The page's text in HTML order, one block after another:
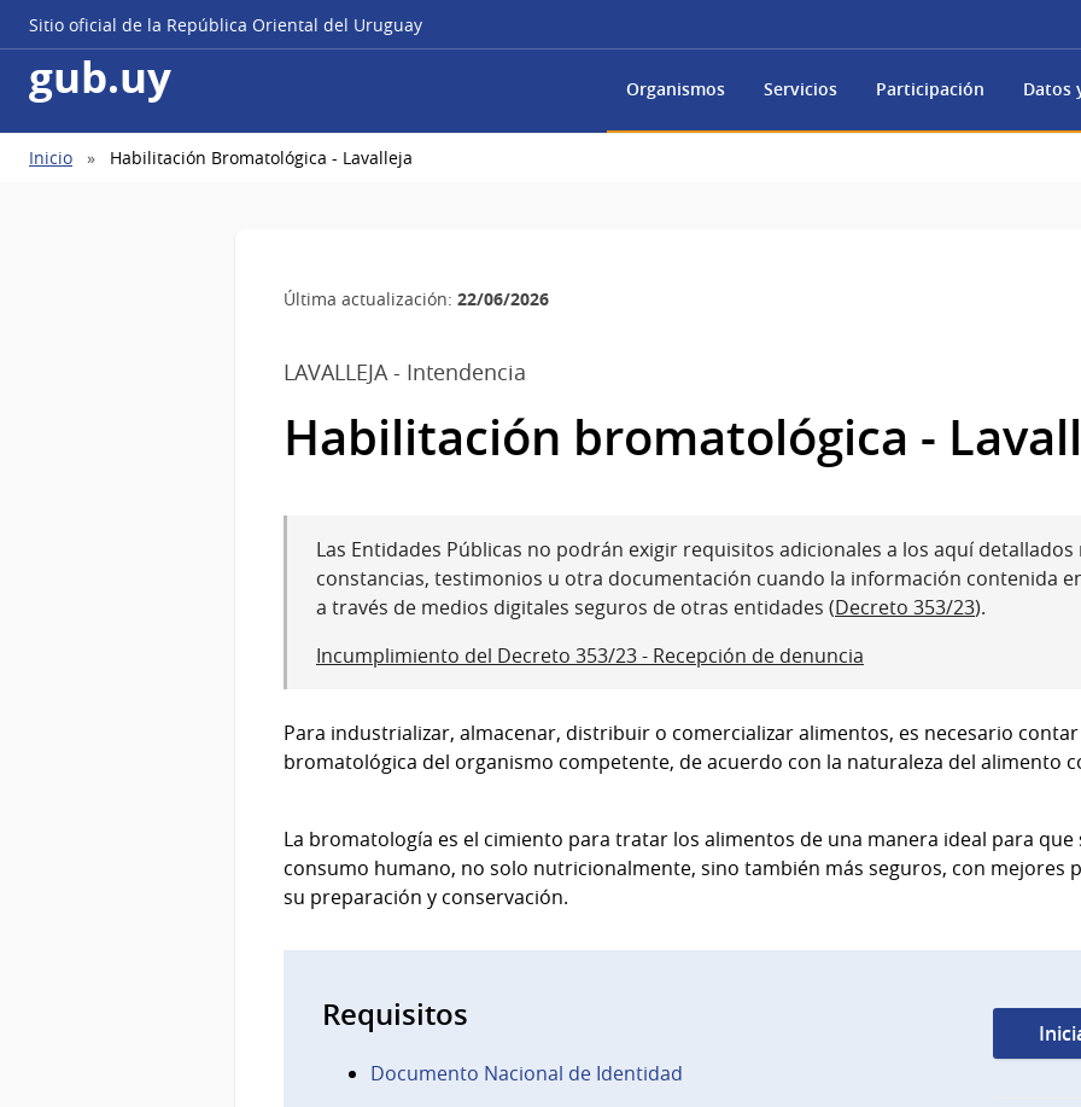
Sitio oficial de la República Oriental del Uruguay
gub.uy Organismos Servicios Participación Datos
Ruta
Inicio Habilitación Bromatológica - Lavalleja
Última actualización: 22/06/2026
LAVALLEJA - Intendencia
Habilitación bromatológica -
Las Entidades Públicas no podrán exigir requisitos adicionales a los aquí
constancias, testimonios u otra documentación cuando la información contenida
a través de medios digitales seguros de otras entidades (Decreto 353/23).
Incumplimiento del Decreto 353/23 - Recepción de denuncia
Para industrializar, almacenar, distribuir o comercializar alimentos, es necesario
bromatológica del organismo competente, de acuerdo con la naturaleza del alimento
La bromatología es el cimiento para tratar los alimentos de una manera ideal para que
consumo humano, no solo nutricionalmente, sino también más seguros, con mejores
su preparación y conservación.
Requisitos
Documento Nacional de Identidad